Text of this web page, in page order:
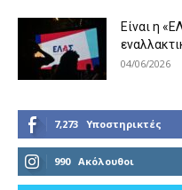
Είναι η
04/06/2026
7,273 Υποστηρικτές
990 Ακόλουθοι